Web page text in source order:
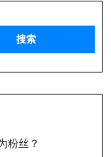
搜索
粉丝？